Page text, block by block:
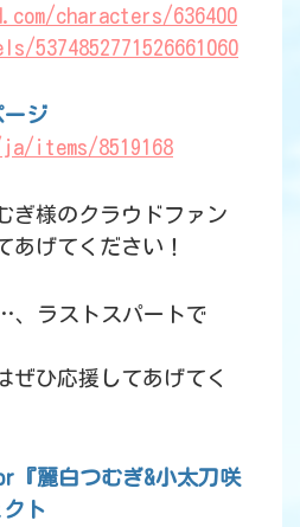
characters/636400
5374852771526661060
ージ
items/8519168
ぎ様のクラウドファン
あげてください！
、ラストスパートで
ぜひ応援してあげてく
『麗白つむぎ&小太刀咲
ト